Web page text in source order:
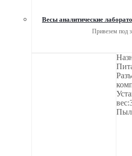
Весы аналитические
Привезем под